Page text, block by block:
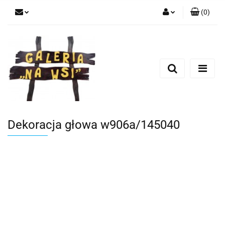
Dodaj zgłoszenie
(0)
Dekoracja głowa w906a/145040